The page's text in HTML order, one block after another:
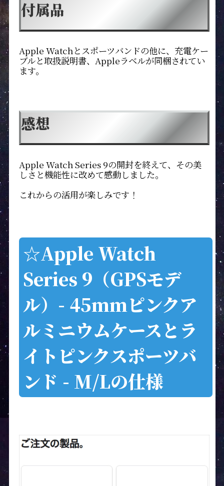
付属品
Apple Watchとスポーツバンドの他に、充電ケー
ブルと取扱説明書、Appleラベルが同梱されてい
ます。
感想
Apple Watch Series 9の開封を終えて、その美
しさと機能性に改めて感動しました。
これからの活用が楽しみです！
☆Apple Watch
Series 9（GPSモデ
ル）- 45mmピンクア
ルミニウムケースとラ
イトピンクスポーツバ
ンド - M/Lの仕様